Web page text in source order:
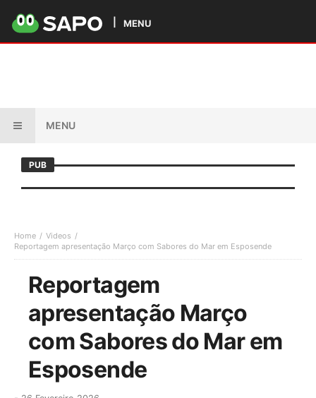
MENU
MENU
PUB
Home
Videos
Reportagem apresentação Março com Sabores do Mar em Esposende
Reportagem
apresentação Março
com Sabores do Mar em
Esposende